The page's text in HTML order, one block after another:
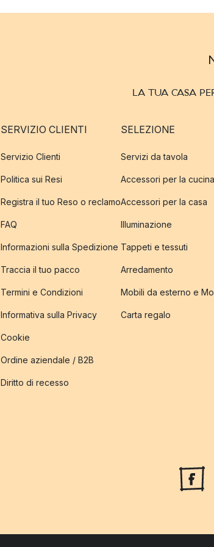
LA TUA CASA
SERVIZIO CLIENTI
Servizio Clienti
Politica sui Resi
Registra il tuo Reso o reclamo
FAQ
Informazioni sulla Spedizione
Traccia il tuo pacco
Termini e Condizioni
Informativa sulla Privacy
Cookie
Ordine aziendale / B2B
Diritto di recesso
SELEZIONE
Servizi da tavola
Accessori per la cucina
Accessori per la casa
Illuminazione
Tappeti e tessuti
Arredamento
Mobili da esterno e
Carta regalo